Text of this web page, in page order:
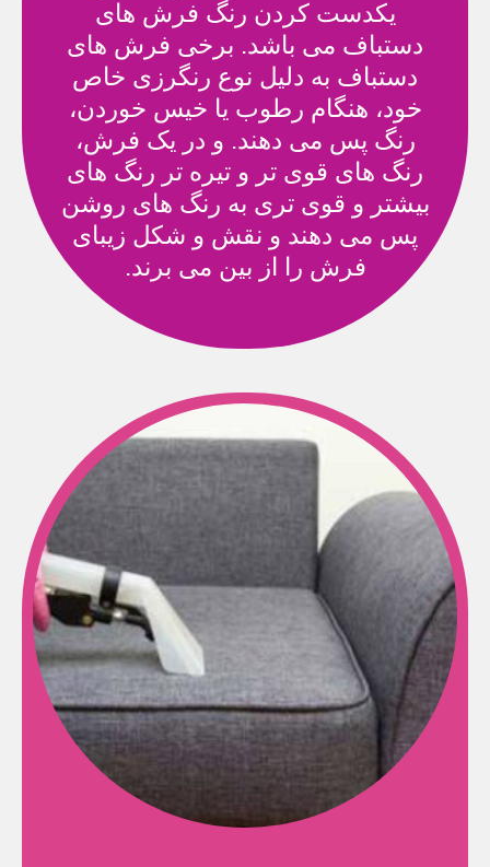
یکدست کردن رنگ فرش های
دستباف می باشد. برخی فرش های
دستباف به دلیل نوع رنگرزی خاص
خود، هنگام رطوب یا خیس خوردن،
رنگ پس می دهند. و در یک فرش،
رنگ های قوی تر و تیره تر رنگ های
بیشتر و قوی تری به رنگ های روشن
پس می دهند و نقش و شکل زیبای
فرش را از بین می برند.